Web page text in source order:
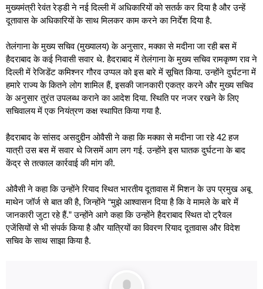
मुख्यमंत्री रेवंत रेड्डी ने नई दिल्ली में अधिकारियों को सतर्क कर दिया है और उन्हें
दूतावास के अधिकारियों के साथ मिलकर काम करने का निर्देश दिया है.
तेलंगाना के मुख्य सचिव (मुख्यालय) के अनुसार, मक्का से मदीना जा रही बस में
हैदराबाद के कई निवासी सवार थे. हैदराबाद में तेलंगाना के मुख्य सचिव रामकृष्ण राव ने
दिल्ली में रेजिडेंट कमिश्नर गौरव उप्पल को इस बारे में सूचित किया. उन्होंने दुर्घटना में
हमारे राज्य के कितने लोग शामिल हैं, इसकी जानकारी एकत्र करने और मुख्य सचिव
के अनुसार तुरंत उपलब्ध कराने का आदेश दिया. स्थिति पर नजर रखने के लिए
सचिवालय में एक नियंत्रण कक्ष स्थापित किया गया है.
हैदराबाद के सांसद असदुद्दीन ओवैसी ने कहा कि मक्का से मदीना जा रहे 42 हज
यात्री उस बस में सवार थे जिसमें आग लग गई. उन्होंने इस घातक दुर्घटना के बाद
केंद्र से तत्काल कार्रवाई की मांग की.
ओवैसी ने कहा कि उन्होंने रियाद स्थित भारतीय दूतावास में मिशन के उप प्रमुख अबू
माथेन जॉर्ज से बात की है, जिन्होंने “मुझे आश्वासन दिया है कि वे मामले के बारे में
जानकारी जुटा रहे हैं.” उन्होंने आगे कहा कि उन्होंने हैदराबाद स्थित दो ट्रैवल
एजेंसियों से भी संपर्क किया है और यात्रियों का विवरण रियाद दूतावास और विदेश
सचिव के साथ साझा किया है.